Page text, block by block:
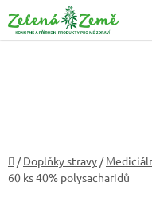
na
obsah
Domů
/ Doplňky stravy /
60 ks40% polysacharidů